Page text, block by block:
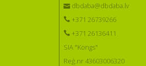
dbdaba@dbdaba.lv
+371 26739266
+371 26136411
SIA "Kongs"
Reģ.nr 43603006320